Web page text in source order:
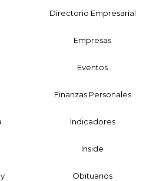
Directorio Empresarial
Empresas
Eventos
Finanzas Personales
Indicadores
Inside
Obituarios